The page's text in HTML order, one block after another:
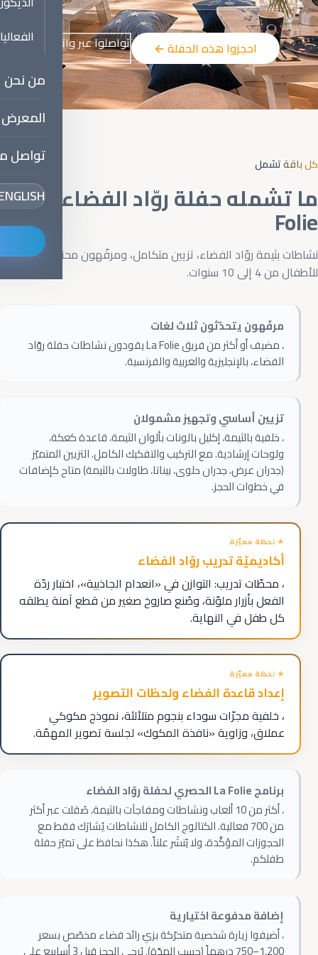
من نحن
المعرض
تواصل
احجزوا هذه الحفلة ← تواصلوا عبر واتساب
كل باقة تشمل
ما تشمله حفلة روّاد الفضاء من La
Folie
نشاطات بثيمة روّاد الفضاء، تزيين متكامل، ومرفّهون محترفون
للأطفال من4 إلى10 سنوات.
مرفّهون يتحدّثون ثلاث لغات
، مضيف أو أكثر من فريق La Folie يقودون نشاطات حفلة روّاد
الفضاء، بالإنجليزية والعربية والفرنسية.
تزيين أساسي وتجهيز مشمولان
، خلفية بالثيمة، إكليل بالونات بألوان الثيمة، قاعدة كعكة،
ولوحات إرشادية. مع التركيب والتفكيك الكامل. التزيين المتميّز
(جدران عرض، جدران حلوى، بيناتا، طاولات بالثيمة) متاح كإضافات
في خطوات الحجز.
أكاديميّة تدريب روّاد الفضاء
، محطّات تدريب: التوازن في «انعدام الجاذبية»، اختبار ردّة
الفعل بأزرار ملوّنة، وصُنع صاروخ صغير من قطع آمنة يطلقه
كل طفل في النهاية.
إعداد قاعدة الفضاء ولحظات التصوير
، خلفية مجرّات سوداء بنجوم متلألئة، نموذج مكوكي
عملاق، وزاوية «نافذة المكوك» لجلسة تصوير المهمّة.
برنامج La Folie الحصري لحفلة روّاد الفضاء
، أكثر من10ألعاب ونشاطات ومفاجآت بالثيمة، صُقلت عبر أكثر
من700فعالية. الكتالوج الكامل للنشاطات يُشارَك فقط مع
الحجوزات المؤكَّدة، ولا يُنشَر علناً. هكذا نحافظ على تميّز حفلة
طفلكم.
إضافة مدفوعة اختيارية
، أضيفوا زيارة شخصية متحرّكة بزيّ رائد فضاء مخصّص بسعر